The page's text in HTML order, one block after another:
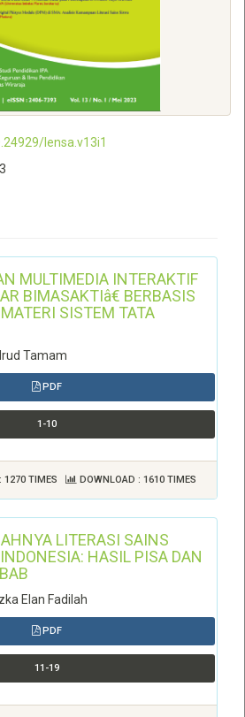
lensa.v13i1
MULTIMEDIA INTERAKTIF
BIMASAKTIâ€ BERBASIS
SISTEM TATA
Tamam
PDF
1-10
1270 TIMES DOWNLOAD : 1610 TIMES
LITERASI SAINS
HASIL PISA DAN
Elan Fadilah
PDF
11-19